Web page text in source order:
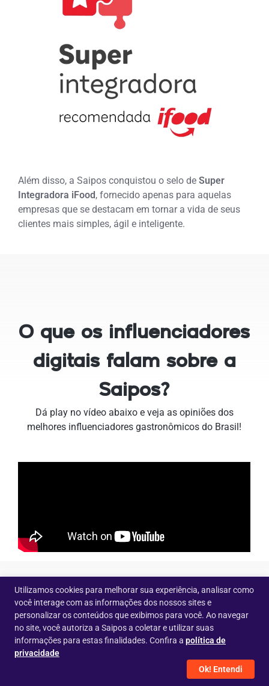
Além disso, a Saipos conquistou o selo deSuper
Integradora iFood, fornecido apenas para aquelas
empresas que se destacam em tornar a vida de seus
clientes mais simples, ágil e inteligente.
O que os influenciadores
digitais falam sobre a
Saipos?
Dá play no vídeo abaixo e veja as opiniões dos
melhores influenciadores gastronômicos do Brasil!
Confira alguns dos
estabelecimentos que
Utilizamos cookies para melhorar sua experiência, analisar como
você interage com as informações dos nossos sites e
personalizar os conteúdos que exibimos para você. Ao navegar
no site, você autoriza a Saipos a coletar e utilizar suas
informações para estas finalidades. Confira a política de
privacidade
Ok! Entendi